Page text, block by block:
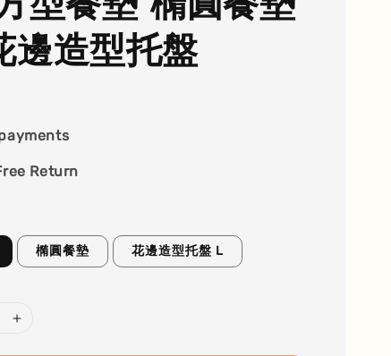
邊造型托盤
Return
橢圓餐墊 花邊造型托盤 L